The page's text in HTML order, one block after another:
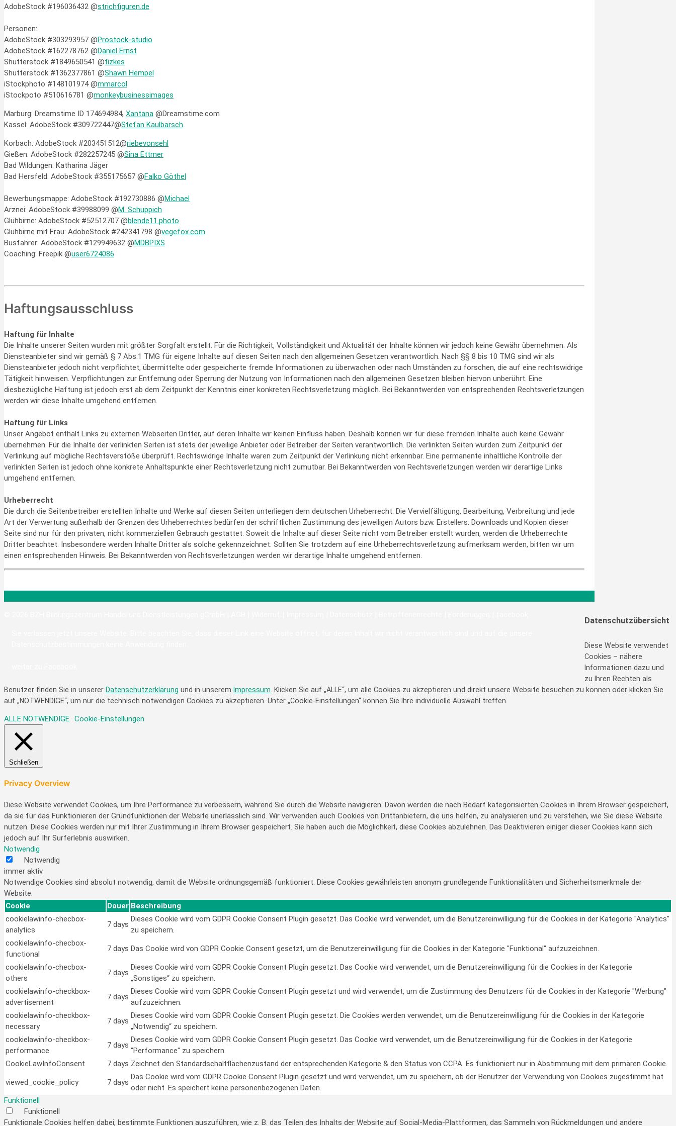
AdobeStock #196036432 @strichfiguren.de
Personen:
AdobeStock #303293957 @Prostock-studio
AdobeStock #162278762 @Daniel Ernst
Shutterstock #1849650541 @fizkes
Shutterstock #1362377861 @Shawn Hempel
iStockphoto #148101974 @mmarcol
iStockpoto #510616781 @monkeybusinessimages
Marburg: Dreamstime ID 174694984, Xantana @Dreamstime.com
Kassel: AdobeStock #309722447@Stefan Kaulbarsch
Korbach: AdobeStock #203451512@riebevonsehl
Gießen: AdobeStock #282257245 @Sina Ettmer
Bad Wildungen: Katharina Jäger
Bad Hersfeld: AdobeStock #355175657 @Falko Göthel
Bewerbungsmappe: AdobeStock #192730886 @Michael
Arznei: AdobeStock #39988099 @M. Schuppich
Glühbirne: AdobeStock #52512707 @blende11.photo
Glühbirne mit Frau: AdobeStock #242341798 @vegefox.com
Busfahrer: AdobeStock #129949632 @MDBPIXS
Coaching: Freepik @user6724086
Haftungsausschluss
Haftung für Inhalte
Die Inhalte unserer Seiten wurden mit größter Sorgfalt erstellt. Für die Richtigkeit, Vollständigkeit und Aktualität der Inhalte können wir jedoch keine Gewähr übernehmen. Als
Diensteanbieter sind wir gemäß § 7 Abs.1 TMG für eigene Inhalte auf diesen Seiten nach den allgemeinen Gesetzen verantwortlich. Nach §§ 8 bis 10 TMG sind wir als
Diensteanbieter jedoch nicht verpflichtet, übermittelte oder gespeicherte fremde Informationen zu überwachen oder nach Umständen zu forschen, die auf eine rechtswidrige
Tätigkeit hinweisen. Verpflichtungen zur Entfernung oder Sperrung der Nutzung von Informationen nach den allgemeinen Gesetzen bleiben hiervon unberührt. Eine
diesbezügliche Haftung ist jedoch erst ab dem Zeitpunkt der Kenntnis einer konkreten Rechtsverletzung möglich. Bei Bekanntwerden von entsprechenden Rechtsverletzungen
werden wir diese Inhalte umgehend entfernen.
Haftung für Links
Unser Angebot enthält Links zu externen Webseiten Dritter, auf deren Inhalte wir keinen Einfluss haben. Deshalb können wir für diese fremden Inhalte auch keine Gewähr
übernehmen. Für die Inhalte der verlinkten Seiten ist stets der jeweilige Anbieter oder Betreiber der Seiten verantwortlich. Die verlinkten Seiten wurden zum Zeitpunkt der
Verlinkung auf mögliche Rechtsverstöße überprüft. Rechtswidrige Inhalte waren zum Zeitpunkt der Verlinkung nicht erkennbar. Eine permanente inhaltliche Kontrolle der
verlinkten Seiten ist jedoch ohne konkrete Anhaltspunkte einer Rechtsverletzung nicht zumutbar. Bei Bekanntwerden von Rechtsverletzungen werden wir derartige Links
umgehend entfernen.
Urheberrecht
Die durch die Seitenbetreiber erstellten Inhalte und Werke auf diesen Seiten unterliegen dem deutschen Urheberrecht. Die Vervielfältigung, Bearbeitung, Verbreitung und jede
Art der Verwertung außerhalb der Grenzen des Urheberrechtes bedürfen der schriftlichen Zustimmung des jeweiligen Autors bzw. Erstellers. Downloads und Kopien dieser
Seite sind nur für den privaten, nicht kommerziellen Gebrauch gestattet. Soweit die Inhalte auf dieser Seite nicht vom Betreiber erstellt wurden, werden die Urheberrechte
Dritter beachtet. Insbesondere werden Inhalte Dritter als solche gekennzeichnet. Sollten Sie trotzdem auf eine Urheberrechtsverletzung aufmerksam werden, bitten wir um
einen entsprechenden Hinweis. Bei Bekanntwerden von Rechtsverletzungen werden wir derartige Inhalte umgehend entfernen.
Datenschutzübersicht
Diese Website verwendet
Cookies – nähere
Informationen dazu und
zu Ihren Rechten als
Benutzer finden Sie in unserer Datenschutzerklärung und in unserem Impressum . Klicken Sie auf „ALLE“, um alle Cookies zu akzeptieren und direkt unsere Website besuchen zu können oder klicken Sie
auf „NOTWENDIGE“, um nur die technisch notwendigen Cookies zu akzeptieren. Unter „Cookie-Einstellungen“ können Sie Ihre individuelle Auswahl treffen.
ALLE NOTWENDIGE Cookie-Einstellungen
Schließen
Privacy Overview
Diese Website verwendet Cookies, um Ihre Performance zu verbessern, während Sie durch die Website navigieren. Davon werden die nach Bedarf kategorisierten Cookies in Ihrem Browser gespeichert,
da sie für das Funktionieren der Grundfunktionen der Website unerlässlich sind. Wir verwenden auch Cookies von Drittanbietern, die uns helfen, zu analysieren und zu verstehen, wie Sie diese Website
nutzen. Diese Cookies werden nur mit Ihrer Zustimmung in Ihrem Browser gespeichert. Sie haben auch die Möglichkeit, diese Cookies abzulehnen. Das Deaktivieren einiger dieser Cookies kann sich
jedoch auf Ihr Surferlebnis auswirken.
Notwendig
Notwendig
immer aktiv
Notwendige Cookies sind absolut notwendig, damit die Website ordnungsgemäß funktioniert. Diese Cookies gewährleisten anonym grundlegende Funktionalitäten und Sicherheitsmerkmale der
Website.
Cookie
Dauer Beschreibung
cookielawinfo-checbox-
analytics
7 days
Dieses Cookie wird vom GDPR Cookie Consent Plugin gesetzt. Das Cookie wird verwendet, um die Benutzereinwilligung für die Cookies in der Kategorie "Analytics"
zu speichern.
cookielawinfo-checbox-
functional
7 days Das Cookie wird von GDPR Cookie Consent gesetzt, um die Benutzereinwilligung für die Cookies in der Kategorie "Funktional" aufzuzeichnen.
cookielawinfo-checbox-
others
7 days
Dieses Cookie wird vom GDPR Cookie Consent Plugin gesetzt. Das Cookie wird verwendet, um die Benutzereinwilligung für die Cookies in der Kategorie
„Sonstiges“ zu speichern.
cookielawinfo-checkbox-
advertisement
7 days
Dieses Cookie wird vom GDPR Cookie Consent Plugin gesetzt und wird verwendet, um die Zustimmung des Benutzers für die Cookies in der Kategorie "Werbung"
aufzuzeichnen.
cookielawinfo-checkbox-
necessary
7 days
Dieses Cookie wird vom GDPR Cookie Consent Plugin gesetzt. Die Cookies werden verwendet, um die Benutzereinwilligung für die Cookies in der Kategorie
„Notwendig“ zu speichern.
cookielawinfo-checkbox-
performance
7 days
Dieses Cookie wird vom GDPR Cookie Consent Plugin gesetzt. Das Cookie wird verwendet, um die Benutzereinwilligung für die Cookies in der Kategorie
"Performance" zu speichern.
CookieLawInfoConsent
7 days Zeichnet den Standardschaltflächenzustand der entsprechenden Kategorie & den Status von CCPA. Es funktioniert nur in Abstimmung mit dem primären Cookie.
viewed_cookie_policy 7 days
Das Cookie wird vom GDPR Cookie Consent Plugin gesetzt und wird verwendet, um zu speichern, ob der Benutzer der Verwendung von Cookies zugestimmt hat
oder nicht. Es speichert keine personenbezogenen Daten.
Funktionell
Funktionell
Funktionale Cookies helfen dabei, bestimmte Funktionen auszuführen, wie z. B. das Teilen des Inhalts der Website auf Social-Media-Plattformen, das Sammeln von Rückmeldungen und andere